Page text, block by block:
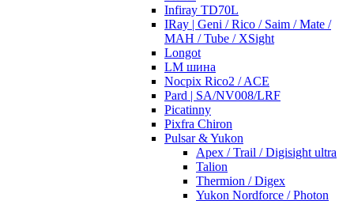
Infiray TD70L
IRay | Geni / Rico / Saim / Mate /
MAH / Tube / XSight
Longot
LM шина
Nocpix Rico2 / ACE
Pard | SA/NV008/LRF
Picatinny
Pixfra Chiron
Pulsar & Yukon
Apex / Trail / Digisight ultra
Talion
Thermion / Digex
Yukon Nordforce / Photon